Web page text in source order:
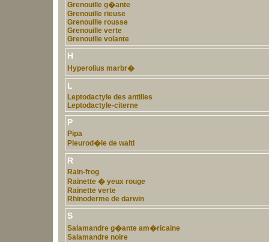
Grenouille g�ante
Grenouille rieuse
Grenouille rousse
Grenouille verte
Grenouille volante
H
Hyperolius marbr�
L
Leptodactyle des antilles
Leptodactyle-citerne
P
Pipa
Pleurod�le de waltl
R
Rain-frog
Rainette � yeux rouge
Rainette verte
Rhinoderme de darwin
S
Salamandre g�ante am�ricaine
Salamandre noire